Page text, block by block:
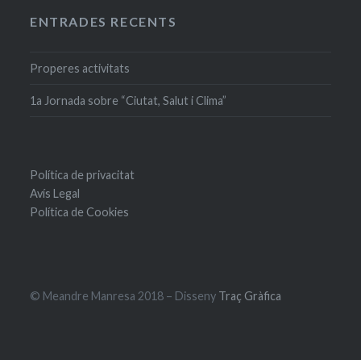
ENTRADES RECENTS
Properes activitats
1a Jornada sobre “Ciutat, Salut i Clima”
Política de privacitat
Avís Legal
Política de Cookies
© Meandre Manresa 2018 – Disseny Traç Gràfica